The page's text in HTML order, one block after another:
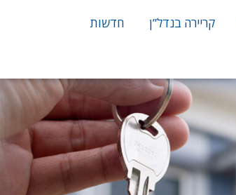
קריירה בנדל”ן
חדשות